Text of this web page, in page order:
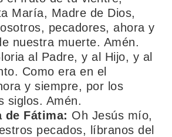
María, Madre de Dios,
pecadores, ahora y
nuestra muerte. Amén.
al Padre, y al Hijo, y al
Como era en el
y siempre, por los
siglos. Amén.
de Fátima: Oh Jesús mío,
pecados, líbranos del